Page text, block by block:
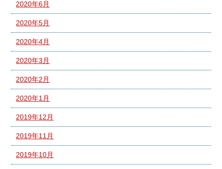
2020年6月
2020年5月
2020年4月
2020年3月
2020年2月
2020年1月
2019年12月
2019年11月
2019年10月